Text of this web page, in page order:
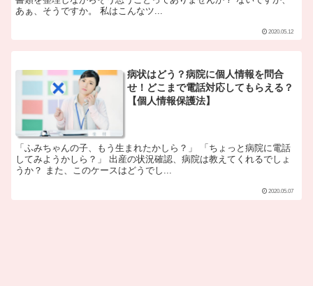
あぁ、そうですか。 私はこんなツ...
2020.05.12
病状はどう？病院に個人情報を問合
せ！どこまで電話対応してもらえる？
【個人情報保護法】
「ふみちゃんの子、もう生まれたかしら？」 「ちょっと病院に電話
してみようかしら？」 出産の状況確認、病院は教えてくれるでしょ
うか？ また、このケースはどうでし...
2020.05.07